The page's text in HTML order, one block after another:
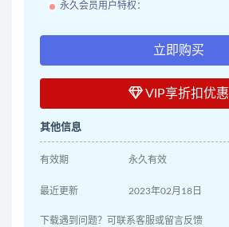
永久会员用户特权：
立即购买
VIP享折扣优惠
其他信息
有效期 永久有效
最近更新 2023年02月18日
下载遇到问题？可联系客服或留言反馈